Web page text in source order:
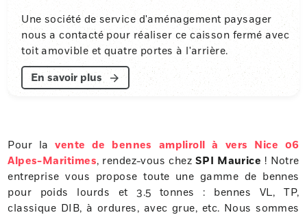
Une société de service d'aménagement paysager
nous a contacté pour réaliser ce caisson fermé avec
toit amovible et quatre portes à l'arrière.
En savoir plus
Pour lavente de bennes ampliroll à vers Nice 06
Alpes-Maritimes, rendez-vous chez SPI Maurice ! Notre
entreprise vous propose toute une gamme de bennes
pour poids lourds et 3.5 tonnes : bennes VL, TP,
classique DIB, à ordures, avec grue, etc. Nous sommes